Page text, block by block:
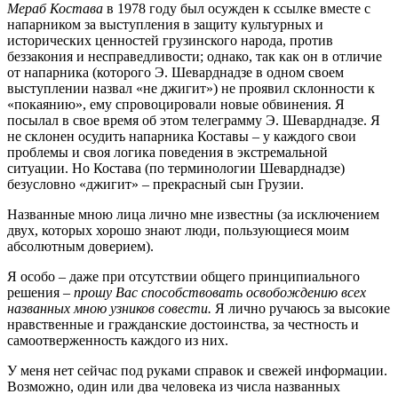
Мераб Костава в 1978 году был осужден к ссылке вместе с
напарником за выступления в защиту культурных и
исторических ценностей грузинского народа, против
беззакония и несправедливости; однако, так как он в отличие
от напарника (которого Э. Шеварднадзе в одном своем
выступлении назвал «не джигит») не проявил склонности к
«покаянию», ему спровоцировали новые обвинения. Я
посылал в свое время об этом телеграмму Э. Шеварднадзе. Я
не склонен осудить напарника Коставы – у каждого свои
проблемы и своя логика поведения в экстремальной
ситуации. Но Костава (по терминологии Шеварднадзе)
безусловно «джигит» – прекрасный сын Грузии.
Названные мною лица лично мне известны (за исключением
двух, которых хорошо знают люди, пользующиеся моим
абсолютным доверием).
Я особо – даже при отсутствии общего принципиального
решения – прошу Вас способствовать освобождению всех
названных мною узников совести. Я лично ручаюсь за высокие
нравственные и гражданские достоинства, за честность и
самоотверженность каждого из них.
У меня нет сейчас под руками справок и свежей информации.
Возможно, один или два человека из числа названных